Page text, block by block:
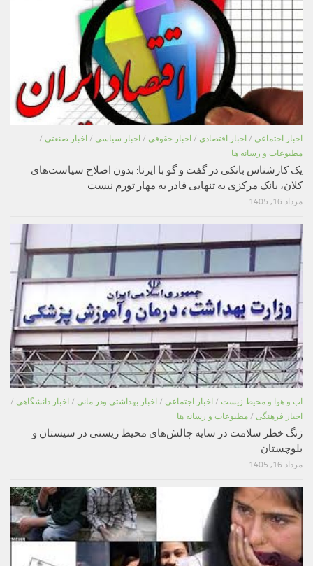
اخبار اجتماعی / اخبار اقتصادی / اخبار حقوقی / اخبار سیاسی / اخبار صنعتی /
مطبوعات و رسانه ها
یک کارشناس بانکی در گفت و گو با ایرنا: بدون اصلاح سیاست‌های
کلان، بانک مرکزی به تنهایی قادر به مهار تورم نیست
مرداد 16, 1405
اب و هوا و محیط زیست / اخبار اجتماعی / اخبار بهداشتی ودر مانی / اخبار دانشگاهی /
اخبار فرهنگی / مطبوعات و رسانه ها
زنگ خطر سلامت در سایه چالش‌های محیط زیستی در سیستان و
بلوچستان
مرداد 16, 1405